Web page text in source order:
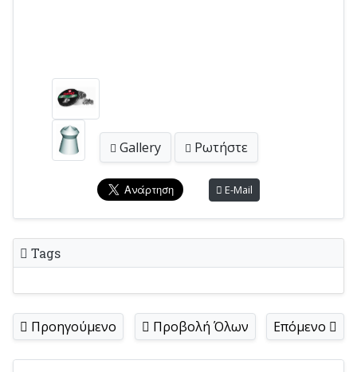
Gallery Ρωτήστε
E-Mail
Tags
Προηγούμενο Προβολή Όλων Επόμενο